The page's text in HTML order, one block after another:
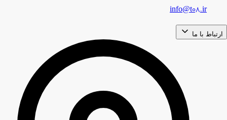
info@t08.ir
ارتباط با ما